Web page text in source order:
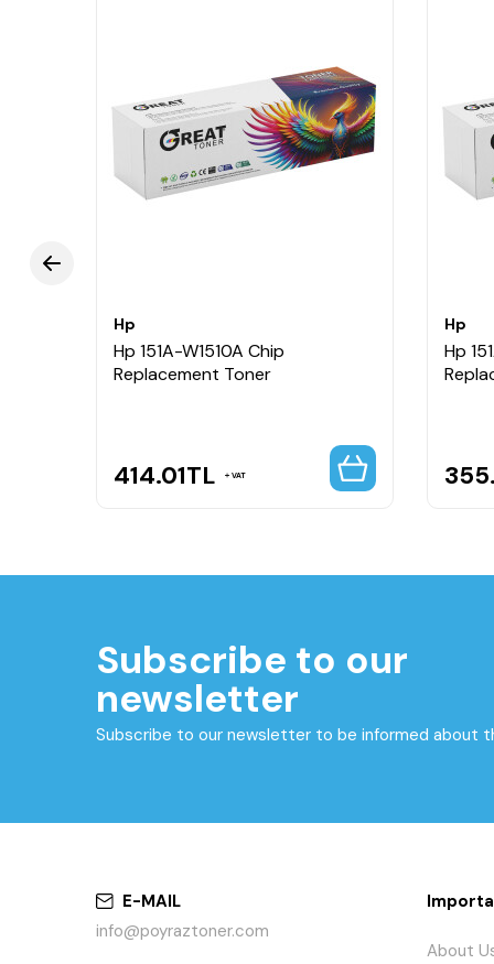
Hp
Hp 151A-W1510A Chip
Replacement Toner
414.01TL VAT
Hp
Hp
Subscribe to our
newsletter
Subscribe to our newsletter to be informed about
E-MAIL
info@poyraztoner.com
About